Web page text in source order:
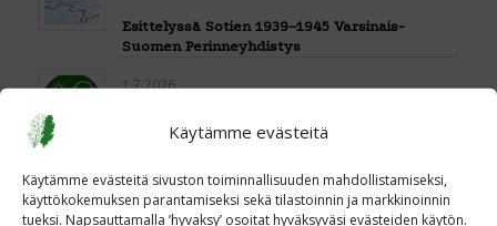
Käytämme evästeitä
Käytämme evästeitä sivuston toiminnallisuuden mahdollistamiseksi,
käyttökokemuksen parantamiseksi sekä tilastoinnin ja markkinoinnin
tueksi. Napsauttamalla ’hyvaksy’ osoitat hyväksyväsi evästeiden käytön.
Esittelyssä Sotien 1939–1945 Varsinais-
Suomen Perinneyhdistys
1.7.2026
Pasilan toimistomme hiljenee loman viettoon
23.6.2026